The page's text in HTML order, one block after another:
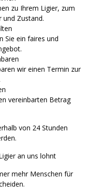
zu Ihrem Ligier, zum
und Zustand.
Sie ein faires und
wir einen Termin zur
vereinbarten Betrag
von 24 Stunden
an uns lohnt
mehr Menschen für